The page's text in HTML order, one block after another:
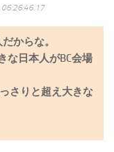
からな。
な日本人がBC会場
さりと超え大きな